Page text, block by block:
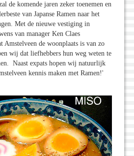
de komende jaren zeker toenemen en
van Japanse Ramen naar het
Met de nieuwe vestiging in
van manager Ken Claes
Amstelveen de woonplaats is van zo
wij dat liefhebbers hun weg weten te
Naast expats hopen wij natuurlijk
kennis maken met Ramen!'